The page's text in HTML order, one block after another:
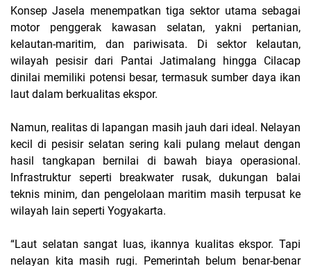
Konsep Jasela menempatkan tiga sektor utama sebagai
motor penggerak kawasan selatan, yakni pertanian,
kelautan-maritim, dan pariwisata. Di sektor kelautan,
wilayah pesisir dari Pantai Jatimalang hingga Cilacap
dinilai memiliki potensi besar, termasuk sumber daya ikan
laut dalam berkualitas ekspor.
Namun, realitas di lapangan masih jauh dari ideal. Nelayan
kecil di pesisir selatan sering kali pulang melaut dengan
hasil tangkapan bernilai di bawah biaya operasional.
Infrastruktur seperti breakwater rusak, dukungan balai
teknis minim, dan pengelolaan maritim masih terpusat ke
wilayah lain seperti Yogyakarta.
“Laut selatan sangat luas, ikannya kualitas ekspor. Tapi
nelayan kita masih rugi. Pemerintah belum benar-benar